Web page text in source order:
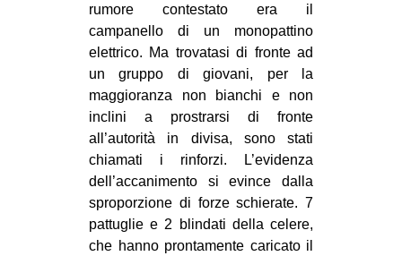
ARTE
MANIFESTI
MUSICA
RECENSIONI
AFRICA
AMERICHE
rumore contestato era il
campanello di un monopattino
elettrico. Ma trovatasi di fronte ad
un gruppo di giovani, per la
maggioranza non bianchi e non
inclini a prostrarsi di fronte
all’autorità in divisa, sono stati
chiamati i rinforzi. L’evidenza
dell’accanimento si evince dalla
sproporzione di forze schierate. 7
pattuglie e 2 blindati della celere,
che hanno prontamente caricato il